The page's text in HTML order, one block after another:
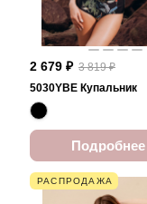
2 679 ₽ 3 819 ₽
5030YBE Купальник
Подробнее
РАСПРОДАЖА